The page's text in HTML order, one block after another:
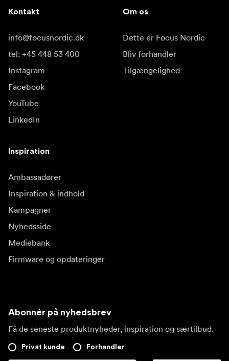
Kontakt
info@focusnordic.dk
tel: +45 448 53 400
Instagram
Facebook
YouTube
LinkedIn
Om os
Dette er Focus Nordic
Bliv forhandler
Tilgængelighed
Inspiration
Ambassadører
Inspiration & indhold
Kampagner
Nyhedsside
Mediebank
Firmware og opdateringer
Abonnér på nyhedsbrev
Få de seneste produktnyheder, inspiration og særtilbud.
Privat kunde Forhandler